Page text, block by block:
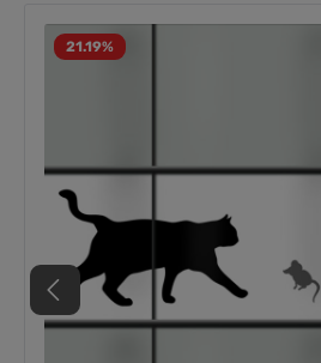
21.19%